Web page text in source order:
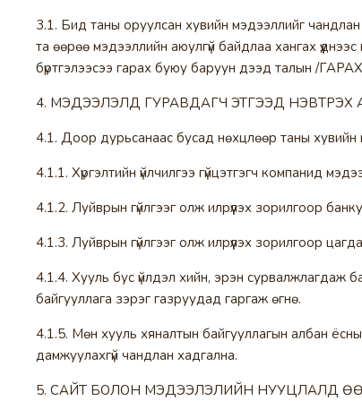
3.1. Бид таны оруулсан хувийн мэдээллийг
та өөрөө мэдээллийн аюулгүй байдлаа хангах
бүртгэлээсээ гарах буюу баруун дээд талын /
4. МЭДЭЭЛЭЛД ГУРАВДАГЧ ЭТГЭЭД НЭВТРЭХ
4.1. Доор дурьсанаас бусад нөхцлөөр таны хувийн
4.1.1. Хүргэлтийн үйлчилгээ гүйцэтгэгч компанид
4.1.2. Луйврын гүйлгээг олж илрүүлэх зорилгоор
4.1.3. Луйврын гүйлгээг олж илрүүлэх зорилгоор
4.1.4. Хууль бус үйлдэл хийн, эрэн сурвалжлагдаж
байгууллага зэрэг газруудад гаргаж өгнө.
4.1.5. Мөн хууль хяналтын байгууллагын албан
дамжуулахгүй чандлан хадгална.
5. САЙТ БОЛОН МЭДЭЭЛЭЛИЙН НУУЦЛАЛД